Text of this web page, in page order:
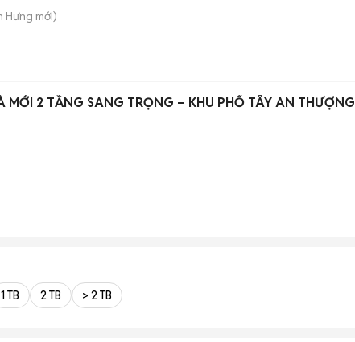
Hưng mới)
MỚI 2 TẦNG SANG TRỌNG – KHU PHỐ TÂY AN THƯỢNG
1 TB 2 TB > 2 TB